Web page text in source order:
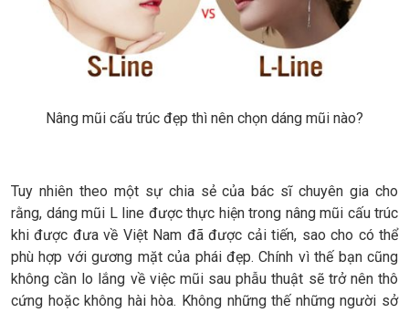
Nâng mũi cấu trúc đẹp thì nên chọn dáng mũi nào?
Tuy nhiên theo một sự chia sẻ của bác sĩ chuyên gia cho
rằng, dáng mũi L line được thực hiện trong nâng mũi cấu trúc
khi được đưa về Việt Nam đã được cải tiến, sao cho có thể
phù hợp với gương mặt của phái đẹp. Chính vì thế bạn cũng
không cần lo lắng về việc mũi sau phẫu thuật sẽ trở nên thô
cứng hoặc không hài hòa. Không những thế những người sở